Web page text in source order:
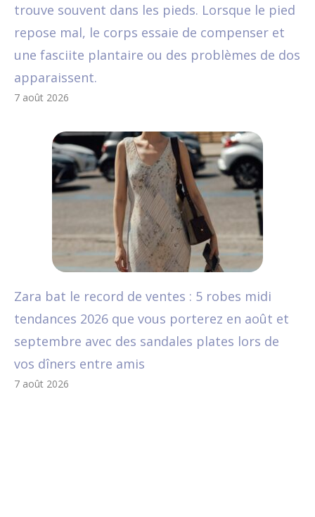
trouve souvent dans les pieds. Lorsque le pied
repose mal, le corps essaie de compenser et
une fasciite plantaire ou des problèmes de dos
apparaissent.
7 août 2026
Zara bat le record de ventes : 5 robes midi
tendances 2026 que vous porterez en août et
septembre avec des sandales plates lors de
vos dîners entre amis
7 août 2026